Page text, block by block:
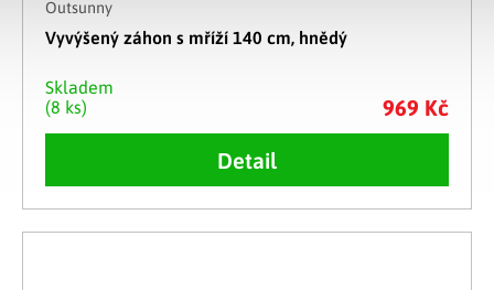
Outsunny
Vyvýšený záhon s mříží 140 cm, hnědý
Skladem
(8 ks)
969 Kč
Detail